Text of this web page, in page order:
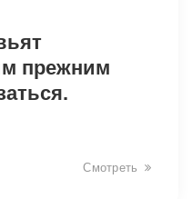
прежним
Смотреть